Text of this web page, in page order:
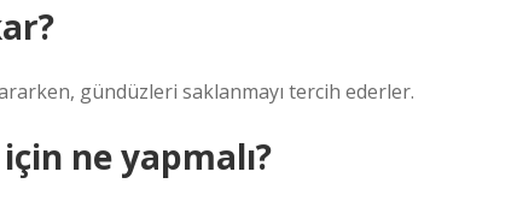
gündüzleri saklanmayı tercih ederler.
ne yapmalı?